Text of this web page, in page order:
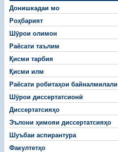
Донишкадаи мо
Роҳбарият
Шӯрои олимон
Раёсати таълим
Қисми тарбия
Қисми илм
Раёсати робитаҳои байналмилали
Шӯрои диссертатсионӣ
Диссертатсияҳо
Эълони ҳимояи диссертатсияҳо
Шуъбаи аспирантура
Факултетҳо